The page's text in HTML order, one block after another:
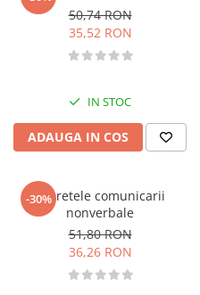
50,74 RON
35,52 RON
IN STOC
ADAUGA IN COS
-30%
Secretele comunicarii
nonverbale
51,80 RON
36,26 RON